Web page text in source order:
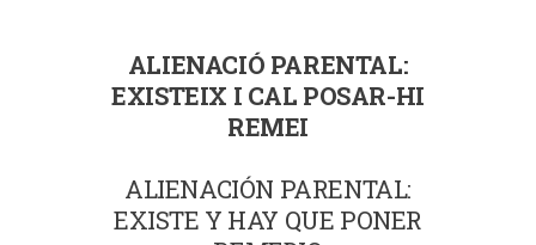
ALIENACIÓ PARENTAL:
EXISTEIX I CAL POSAR-HI
REMEI
ALIENACIÓN PARENTAL:
EXISTE Y HAY QUE PONER